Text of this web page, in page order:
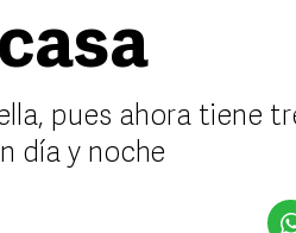
pues ahora tiene
día y noche